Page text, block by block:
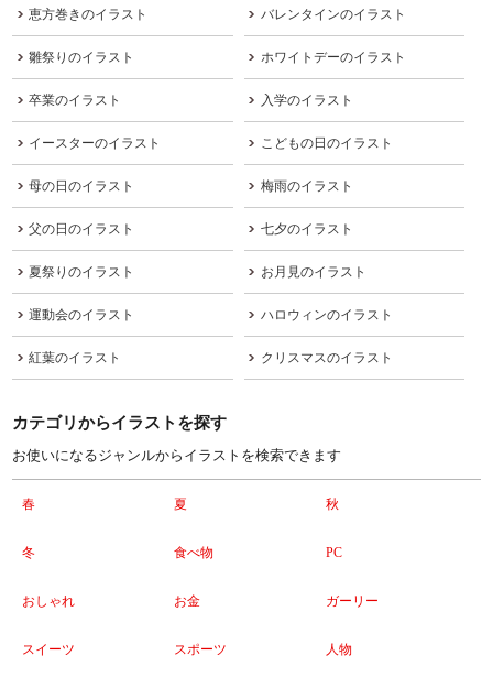
恵方巻きのイラスト バレンタインのイラスト
雛祭りのイラスト ホワイトデーのイラスト
卒業のイラスト 入学のイラスト
イースターのイラスト こどもの日のイラスト
母の日のイラスト 梅雨のイラスト
父の日のイラスト 七夕のイラスト
夏祭りのイラスト お月見のイラスト
運動会のイラスト ハロウィンのイラスト
紅葉のイラスト クリスマスのイラスト
カテゴリからイラストを探す
お使いになるジャンルからイラストを検索できます
春 夏 秋
冬 食べ物 PC
おしゃれ お金 ガーリー
スイーツ スポーツ 人物